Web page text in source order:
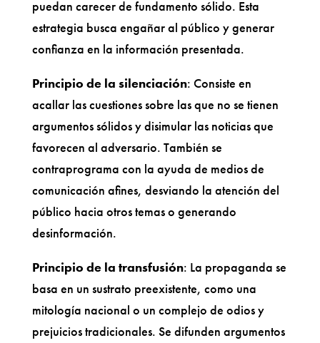
puedan carecer de fundamento sólido. Esta
estrategia busca engañar al público y generar
confianza en la información presentada.
Principio de la silenciación: Consiste en
acallar las cuestiones sobre las que no se tienen
argumentos sólidos y disimular las noticias que
favorecen al adversario. También se
contraprograma con la ayuda de medios de
comunicación afines, desviando la atención del
público hacia otros temas o generando
desinformación.
Principio de la transfusión: La propaganda se
basa en un sustrato preexistente, como una
mitología nacional o un complejo de odios y
prejuicios tradicionales. Se difunden argumentos